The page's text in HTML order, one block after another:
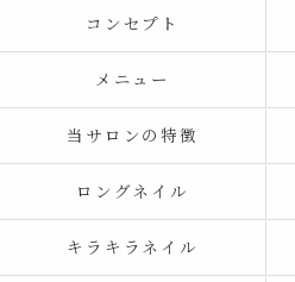
コンセプト
メニュー
当サロンの特徴
ロングネイル
キラキラネイル